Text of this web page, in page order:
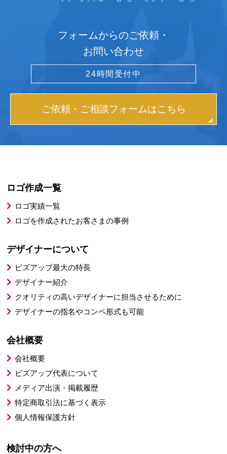
フォームからのご依頼・
お問い合わせ
24時間受付中
ご依頼・ご相談フォームはこちら
ロゴ作成一覧
ロゴ実績一覧
ロゴを作成されたお客さまの事例
デザイナーについて
ビズアップ最大の特長
デザイナー紹介
クオリティの高いデザイナーに担当させるために
デザイナーの指名やコンペ形式も可能
会社概要
会社概要
ビズアップ代表について
メディア出演・掲載履歴
特定商取引法に基づく表示
個人情報保護方針
検討中の方へ